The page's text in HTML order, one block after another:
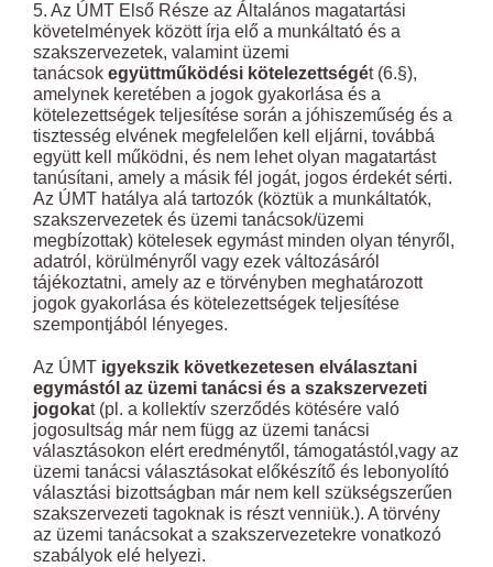
5. Az ÚMT Első Része az Általános magatartási
követelmények között írja elő a munkáltató és a
szakszervezetek, valamint üzemi
tanácsok együttműködési kötelezettségét (6.§),
amelynek keretében a jogok gyakorlása és a
kötelezettségek teljesítése során a jóhiszeműség és a
tisztesség elvének megfelelően kell eljárni, továbbá
együtt kell működni, és nem lehet olyan magatartást
tanúsítani, amely a másik fél jogát, jogos érdekét sérti.
Az ÚMT hatálya alá tartozók (köztük a munkáltatók,
szakszervezetek és üzemi tanácsok/üzemi
megbízottak) kötelesek egymást minden olyan tényről,
adatról, körülményről vagy ezek változásáról
tájékoztatni, amely az e törvényben meghatározott
jogok gyakorlása és kötelezettségek teljesítése
szempontjából lényeges.
Az ÚMT igyekszik következetesen elválasztani
egymástól az üzemi tanácsi és a szakszervezeti
jogokat (pl. a kollektív szerződés kötésére való
jogosultság már nem függ az üzemi tanácsi
választásokon elért eredménytől, támogatástól,vagy az
üzemi tanácsi választásokat előkészítő és lebonyolító
választási bizottságban már nem kell szükségszerűen
szakszervezeti tagoknak is részt venniük.). A törvény
az üzemi tanácsokat a szakszervezetekre vonatkozó
szabályok elé helyezi.